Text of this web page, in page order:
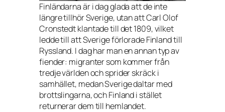
Finländarna är i dag glada att de inte
längre tillhör Sverige, utan att Carl Olof
Cronstedt klantade till det 1809, vilket
ledde till att Sverige förlorade Finland till
Ryssland. I dag har man en annan typ av
fiender: migranter som kommer från
tredje världen och sprider skräck i
samhället, medan Sverige daltar med
brottslingarna, och Finland i stället
returnerar dem till hemlandet.